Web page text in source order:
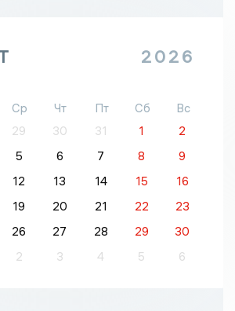
2026
Ср Чт Пт Сб
Вс
29 30 31 1
2
5 6 7 8
9
12 13 14 15
16
19 20 21 22
23
26 27 28 29
30
2 3 4 5 6